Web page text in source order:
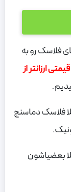
فلاسک رو به
قیمتی ارزانتر از
فلاسک دماسنج
بعضیاشون